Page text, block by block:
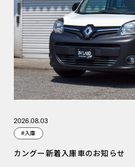
2026.08.03
#入庫
カングー新着入庫車のお知らせ